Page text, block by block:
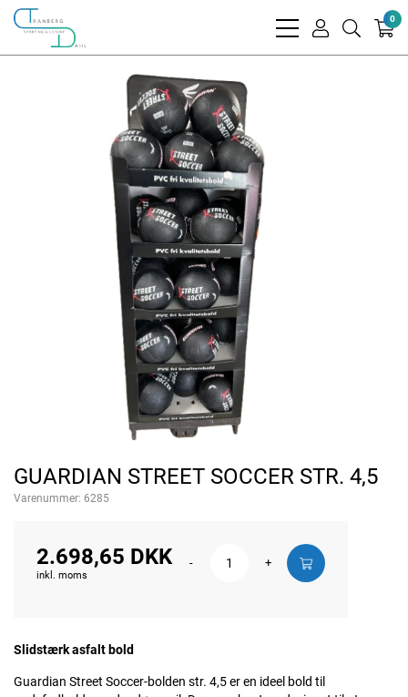
bars
user
search
0
GUARDIAN STREET SOCCER STR. 4,5
Varenummer: 6285
2.698,65 DKK
inkl. moms
- +
Slidstærk asfalt bold
Guardian Street Soccer-bolden str. 4,5 er en ideel bold til